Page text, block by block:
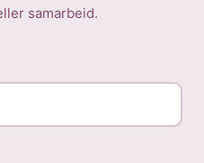
samarbeid.